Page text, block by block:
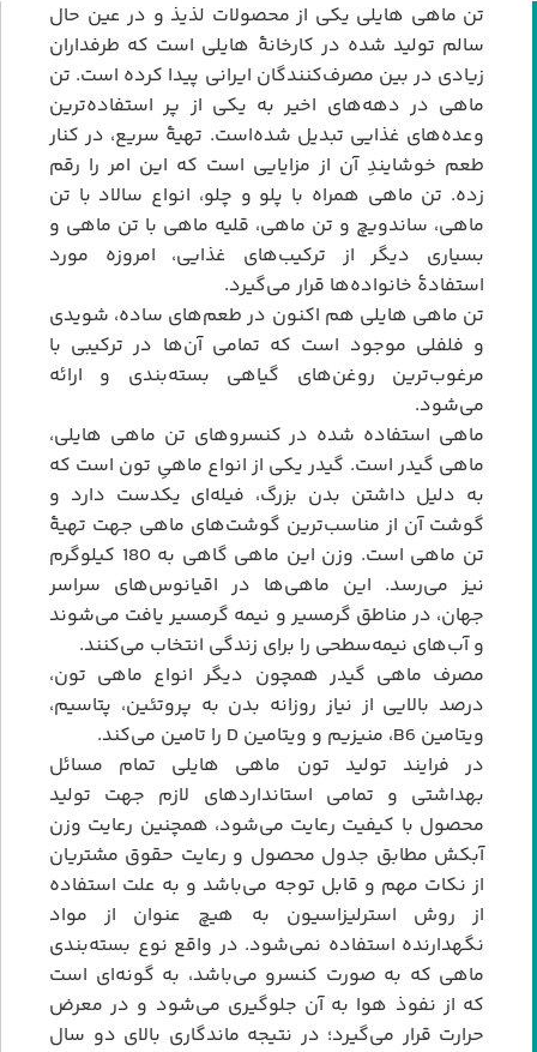
تن ماهی هایلی یکی از محصولات لذیذ و در عین حال
سالم تولید شده در کارخانۀ هایلی است که طرفداران
زیادی در بین مصرف‌کنندگان ایرانی پیدا کرده است. تن
ماهی در دهه‌های اخیر به یکی از پر استفاده‌ترین
وعده‌های غذایی تبدیل شده‌است. تهیۀ سریع، در کنار
طعم خوشایندِ آن از مزایایی است که این امر را رقم
زده. تن ماهی همراه با پلو و چلو، انواع سالاد با تن
ماهی، ساندویچ و تن ماهی، قلیه ماهی با تن ماهی و
بسیاری دیگر از ترکیب‌های غذایی، امروزه مورد
استفادۀ خانواده‌ها قرار می‌گیرد.
تن ماهی هایلی هم اکنون در طعم‌های ساده، شویدی
و فلفلی موجود است که تمامی آن‌ها در ترکیبی با
مرغوب‌ترین روغن‌های گیاهی بسته‌بندی و ارائه
می‌شود.
ماهی استفاده شده در کنسروهای تن ماهی هایلی،
ماهی گیدر است. گیدر یکی از انواع ماهیِ تون است که
به دلیل داشتن بدن بزرگ، فیله‌ای یکدست دارد و
گوشت آن از مناسب‌ترین گوشت‌های ماهی جهت تهیۀ
تن ماهی است. وزن این ماهی گاهی به 180 کیلوگرم
نیز می‌رسد. این ماهی‌ها در اقیانوس‌های سراسر
جهان، در مناطق گرمسیر و نیمه گرمسیر یافت می‌شوند
و آب‌های نیمه‌سطحی را برای زندگی انتخاب می‌کنند.
مصرف ماهی گیدر همچون دیگر انواع ماهی تون،
درصد بالایی از نیاز روزانه بدن به پروتئین، پتاسیم،
ویتامین B6، منیزیم و ویتامین D را تامین می‌کند.
در فرایند تولید تون ماهی هایلی تمام مسائل
بهداشتی و تمامی استانداردهای لازم جهت تولید
محصول با کیفیت رعایت می‌شود، همچنین رعایت وزن
آبکش مطابق جدول محصول و رعایت حقوق مشتریان
از نکات مهم و قابل توجه می‌باشد و به علت استفاده
از روش استرلیزاسیون به هیچ عنوان از مواد
نگهدارنده استفاده نمی‌شود. در واقع نوع بسته‌بندی
ماهی که به صورت کنسرو می‌باشد، به گونه‌ای است
که از نفوذ هوا به آن جلوگیری می‌شود و در معرض
حرارت قرار می‌گیرد؛ در نتیجه ماندگاری بالای دو سال